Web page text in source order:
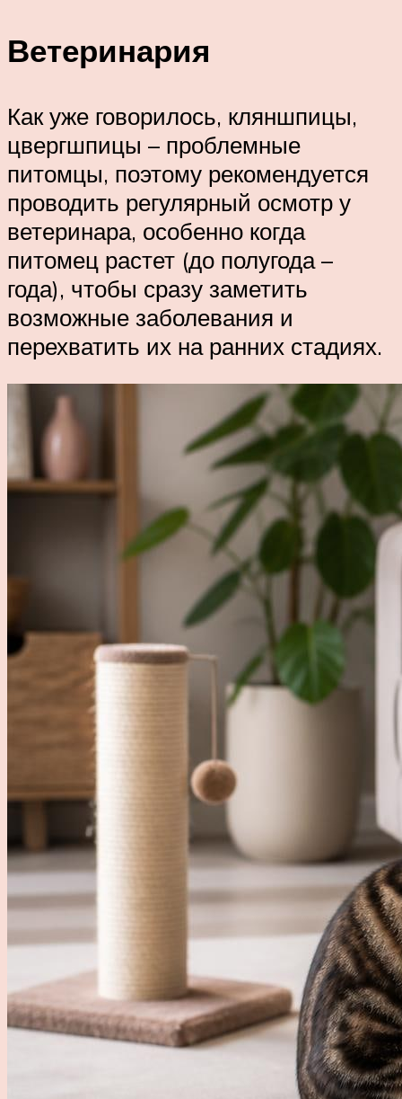
Ветеринария
Как уже говорилось, кляншпицы,
цвергшпицы – проблемные
питомцы, поэтому рекомендуется
проводить регулярный осмотр у
ветеринара, особенно когда
питомец растет (до полугода –
года), чтобы сразу заметить
возможные заболевания и
перехватить их на ранних стадиях.